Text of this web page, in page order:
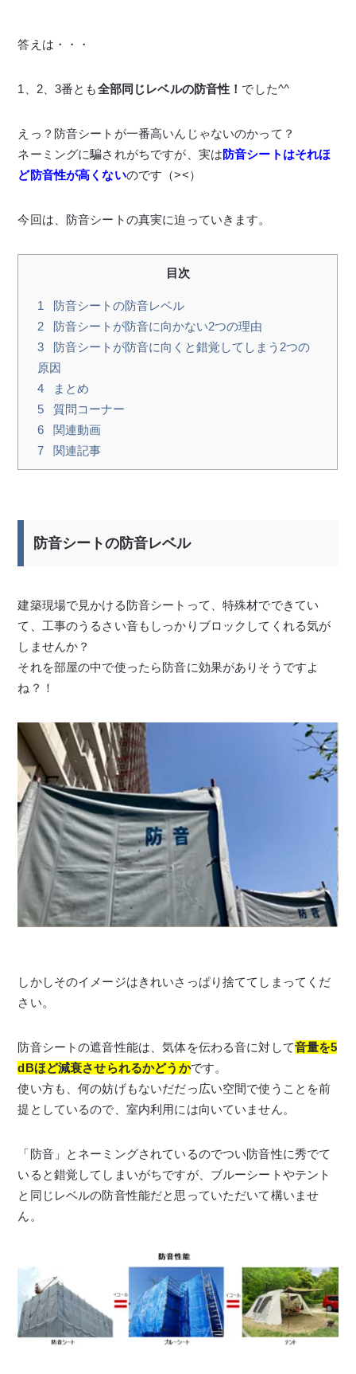
答えは・・・
1、2、3番とも全部同じレベルの防音性！ でした^^
えっ？防音シートが一番高いんじゃないのかって？
ネーミングに騙されがちですが、実は防音シートはそれほ
ど防音性が高くないのです（><）
今回は、防音シートの真実に迫っていきます。
目次
1
防音シートの防音レベル
2
防音シートが防音に向かない2つの理由
3
防音シートが防音に向くと錯覚してしまう2つの
原因
4
まとめ
5
質問コーナー
6
関連動画
7
関連記事
防音シートの防音レベル
建築現場で見かける防音シートって、特殊材でできてい
て、工事のうるさい音もしっかりブロックしてくれる気が
しませんか？
それを部屋の中で使ったら防音に効果がありそうですよ
ね？！
しかしそのイメージはきれいさっぱり捨ててしまってくだ
さい。
防音シートの遮音性能は、気体を伝わる音に対して音量を5
dBほど減衰させられるかどうかです。
使い方も、何の妨げもないだだっ広い空間で使うことを前
提としているので、室内利用には向いていません。
「防音」とネーミングされているのでつい防音性に秀でて
いると錯覚してしまいがちですが、ブルーシートやテント
と同じレベルの防音性能だと思っていただいて構いませ
ん。